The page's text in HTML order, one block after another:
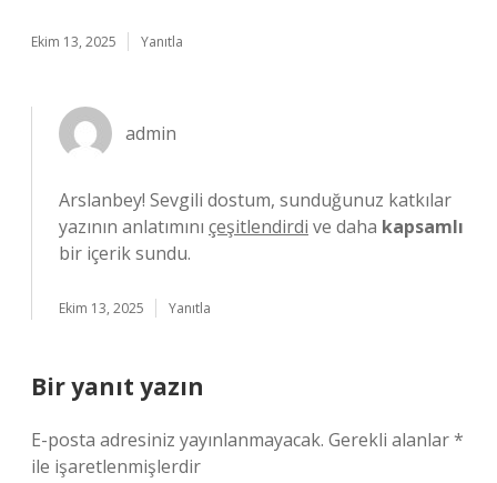
Ekim 13, 2025 Yanıtla
admin
Arslanbey! Sevgili dostum, sunduğunuz katkılar
yazının anlatımını çeşitlendirdi ve daha kapsamlı
bir içerik sundu.
Ekim 13, 2025 Yanıtla
Bir yanıt yazın
E-posta adresiniz yayınlanmayacak. Gerekli alanlar*
ile işaretlenmişlerdir